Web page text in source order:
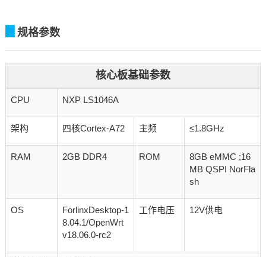
规格参数
核心板基础参数
CPU NXP LS1046A
架构 四核Cortex-A72 主频 ≤1.8GHz
RAM 2GB DDR4 ROM
8GB eMMC ;16
MB QSPI NorFla
sh
OS
ForlinxDesktop-1
8.04.1/OpenWrt
v18.06.0-rc2
工作电压 12V供电